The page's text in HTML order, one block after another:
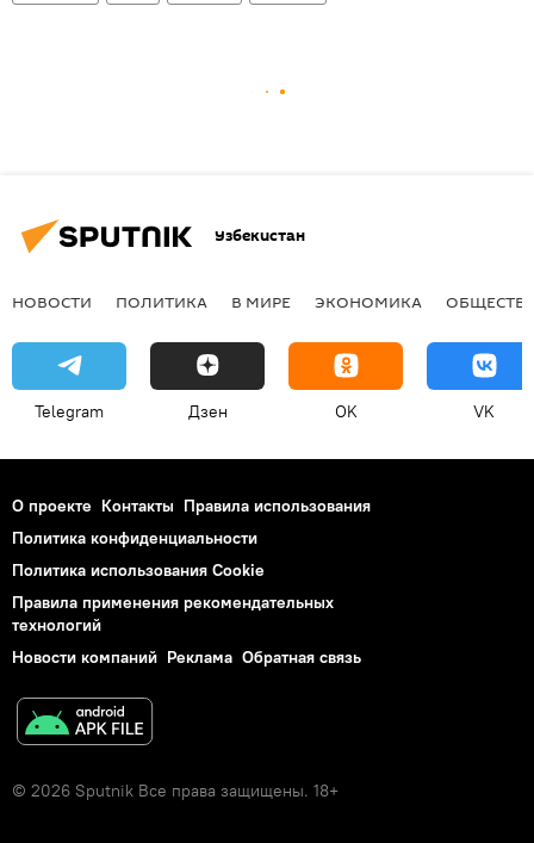
Узбекистан
НОВОСТИ ПОЛИТИКА В МИРЕ ЭКОНОМИКА
Telegram Дзен OK VK
О проекте Контакты Правила использования
Политика конфиденциальности
Политика использования Cookie
Правила применения рекомендательных
технологий
Новости компаний Реклама Обратная связь
© 2026 Sputnik Все права защищены. 18+